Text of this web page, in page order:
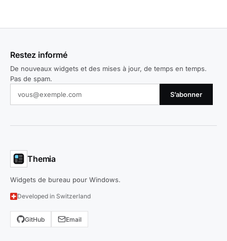
Restez informé
De nouveaux widgets et des mises à jour, de temps en temps.
Pas de spam.
S’abonner
Themia
Widgets de bureau pour Windows.
Developed in Switzerland
GitHub Email